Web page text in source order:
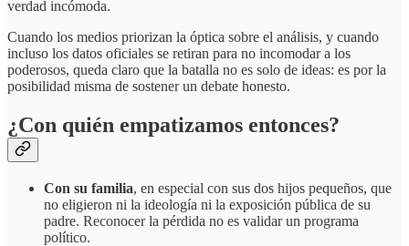
verdad incómoda.
Cuando los medios priorizan la óptica sobre el análisis, y cuando
incluso los datos oficiales se retiran para no incomodar a los
poderosos, queda claro que la batalla no es solo de ideas: es por la
posibilidad misma de sostener un debate honesto.
¿Con quién empatizamos entonces?
Con su familia, en especial con sus dos hijos pequeños, que
no eligieron ni la ideología ni la exposición pública de su
padre. Reconocer la pérdida no es validar un programa
político.